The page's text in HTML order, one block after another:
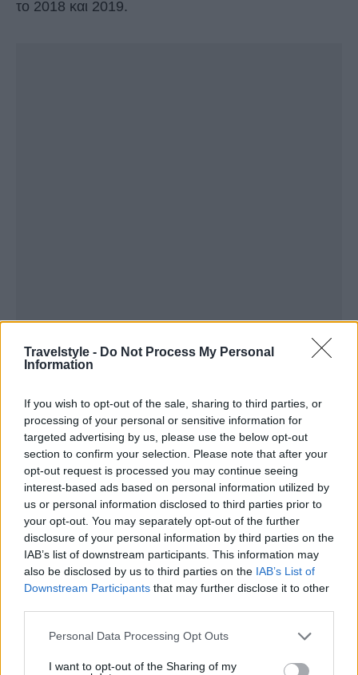
Travelstyle - Do Not Process My Personal
Information
If you wish to opt-out of the sale, sharing to third parties, or
processing of your personal or sensitive information for
targeted advertising by us, please use the below opt-out
section to confirm your selection. Please note that after your
opt-out request is processed you may continue seeing
interest-based ads based on personal information utilized by
us or personal information disclosed to third parties prior to
your opt-out. You may separately opt-out of the further
disclosure of your personal information by third parties on the
IAB’s list of downstream participants. This information may
also be disclosed by us to third parties on the IAB’s List of
Downstream Participants that may further disclose it to other
Please note that this website/app uses one or more Google
not limited to your visit or usage behaviour. You may click to
Personal Data Processing Opt Outs
I want to opt-out of the Sharing of my
το 2018 και 2019.
Η κίνηση αυτή δίνει “ανάσα ζωής” στην αμερικανική
τελευταίους μήνες αντιμετώπισε σοβαρά
προβλήματα λόγω της αναγκαστικής
“προσγείωσης” του συγκεκριμένου τύπου
αεροσκαφών μετά τα δύο θανατηφόρα
δυστυχήματα, την ώρα μάλιστα που έχει αρθεί και η
απαγόρευση καθήλωσής τους μετά από 20 μήνες.
Η παραγγελία από την ιρλανδική αεροπορική
εταιρεία είναι η μεγαλύτερη που αφορά στο
συγκεκριμένο αεροσκάφος από το 2018, προτού
συμβούν τα δύο δυστυχήματα.